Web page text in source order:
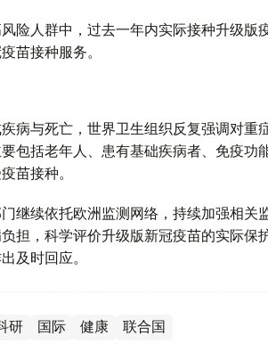
险人群中，过去一年内实际接种升级版
苗接种服务。
病与死亡，世界卫生组织反复强调对重
包括老年人、患有基础疾病者、免疫功
苗接种。
继续依托欧洲监测网络，持续加强相关
担，科学评价升级版新冠疫苗的实际保
及时回应。
研 国际 健康 联合国